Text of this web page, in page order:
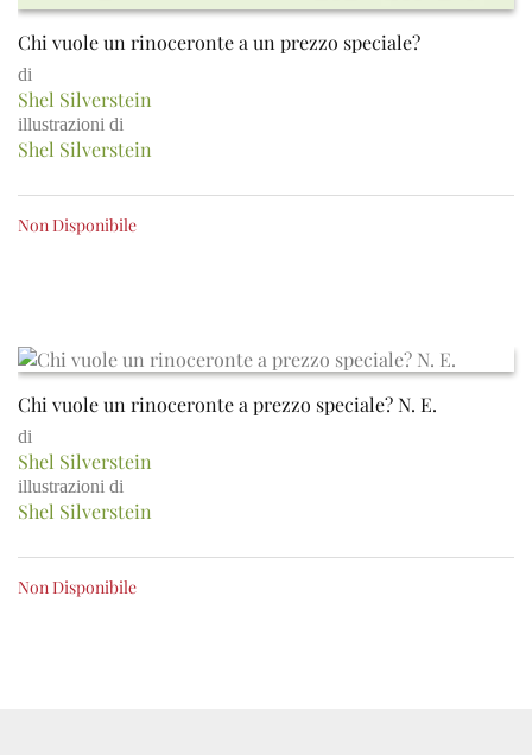
Chi vuole un rinoceronte a un prezzo speciale?
di
Shel Silverstein
illustrazioni di
Shel Silverstein
Non Disponibile
Chi vuole un rinoceronte a prezzo speciale? N. E.
di
Shel Silverstein
illustrazioni di
Shel Silverstein
Non Disponibile